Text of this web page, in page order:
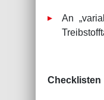
An
Checklisten